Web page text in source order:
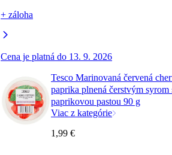
+ záloha
Cena je platná do 13. 9. 2026
Tesco Marinovaná červená
paprika plnená čerstvým syrom
paprikovou pastou 90 g
Viac z kategórie
1,99 €